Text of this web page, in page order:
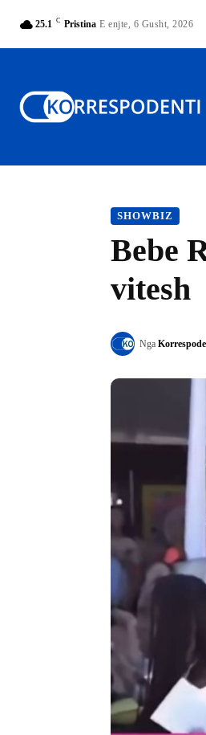
25.1 C Pristina E enjte, 6 Gusht, 2026
SHOWBIZ
Bebe
vitesh
Nga